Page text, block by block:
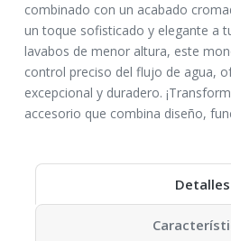
combinado con un acabado
un toque sofisticado y elegante a
lavabos de menor altura, este
control preciso del flujo de agua,
excepcional y duradero.
accesorio que combina diseño,
Detalles